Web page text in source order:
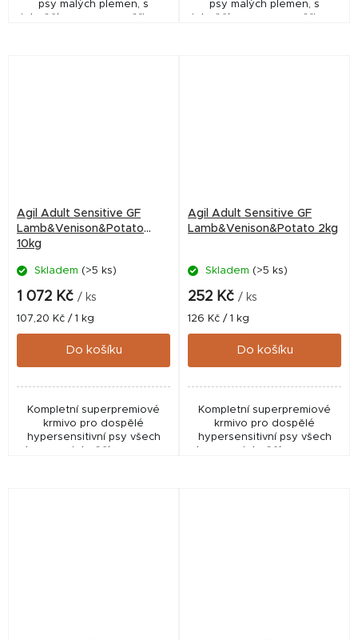
psy malých plemen, s
jehněčím masem a zvěřinou,
psy malých plemen, s
jehněčím masem a zvěřinou,
Agil Adult Sensitive GF
Lamb&Venison&Potato
10kg
Skladem (>5 ks)
1 072 Kč / ks
Měrná
cena:
107,20 Kč / 1 kg
Do košíku
Kompletní superpremiové
krmivo pro dospělé
hypersensitivní psy všech
plemen, s jehněčím masem a
Agil Adult Sensitive GF
Lamb&Venison&Potato 2kg
Skladem (>5 ks)
252 Kč / ks
Měrná
cena:
126 Kč / 1 kg
Do košíku
Kompletní superpremiové
krmivo pro dospělé
hypersensitivní psy všech
plemen, s jehněčím masem a